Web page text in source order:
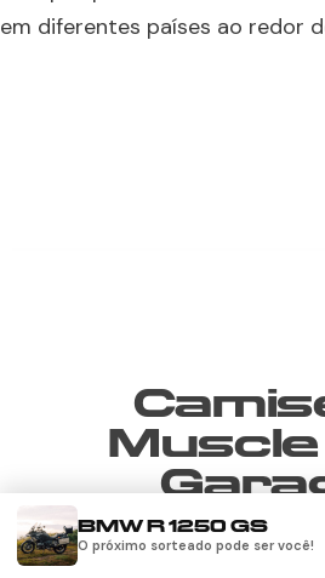
em diferentes países ao redor
De R$135,90 por
BMW R 1250 GS
O próximo sorteado pode ser você!